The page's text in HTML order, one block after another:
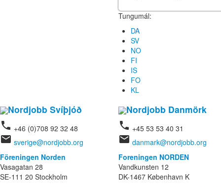
Tungumál:
DA
SV
NO
FI
IS
FO
KL
Nordjobb Svíþjóð
phone +46 (0)708 92 32 48
email sverige@nordjobb.org
Föreningen Norden
Vasagatan 28
SE-111 20 Stockholm
Nordjobb Danmörk
phone +45 53 53 40 31
email danmark@nordjobb.org
Foreningen NORDEN
Vandkunsten 12
DK-1467 København K